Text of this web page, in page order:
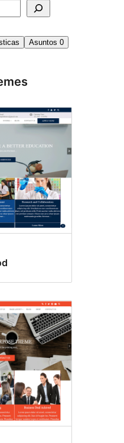
Asuntos 0